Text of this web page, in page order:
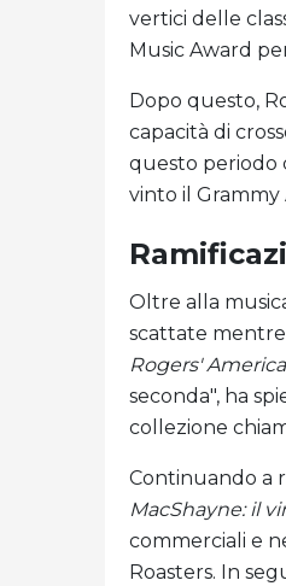
vertici delle
Music Award
Dopo questo,
capacità di
questo periodo
vinto il
Oltre alla
scattate
Rogers' America
seconda", ha
collezione
Continuando a
MacShayne: il
commerciali e
Roasters. In